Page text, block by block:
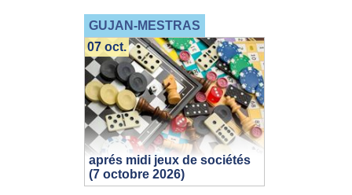
GUJAN-MESTRAS
aprés midi jeux de sociétés
(7 octobre 2026)
07 oct.